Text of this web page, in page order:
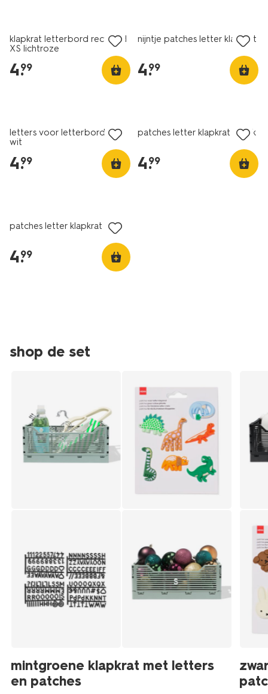
klapkrat letterbord recycled
XS lichtroze
4.
99
nijntje patches letter klapkrat
4.
99
letters voor letterbord krat
wit
4.
99
patches letter klapkrat vrolijk
4.
99
patches letter klapkrat dino
4.
99
shop de set
mintgroene klapkrat met letters
en patches